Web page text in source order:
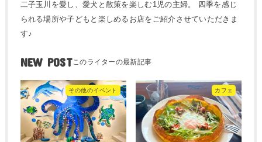
二子玉川を愛し、愛犬と散策を楽しむ1児の主婦。 四季を感じ
られる場所や子どもと楽しめるお店をご紹介させていただきま
す♪
NEW POST
その他のイベント カフェ